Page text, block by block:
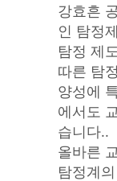
강효흔
인 탐정
탐정 제
따른 탐
양성에
에서도
습니다..
올바른
탐정계